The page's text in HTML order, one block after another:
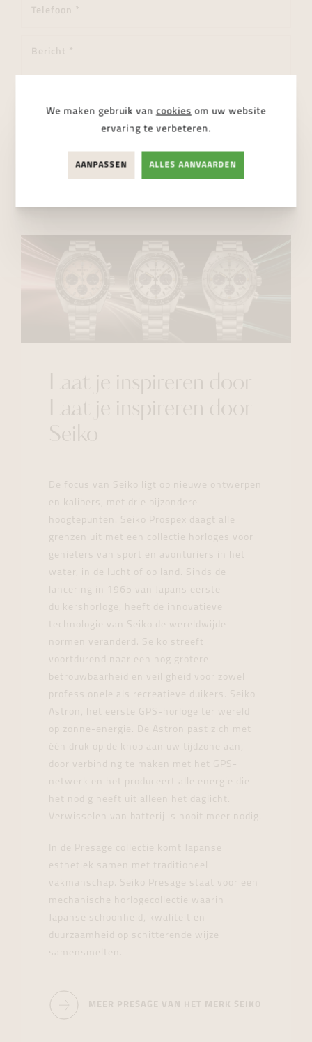
VERSTUUR BERICHT
Laat je inspireren door
Laat je inspireren door
Seiko
De focus van Seiko ligt op nieuwe ontwerpen
en kalibers, met drie bijzondere
hoogtepunten. Seiko Prospex daagt alle
grenzen uit met een collectie horloges voor
genieters van sport en avonturiers in het
water, in de lucht of op land. Sinds de
lancering in 1965 van Japans eerste
duikershorloge, heeft de innovatieve
technologie van Seiko de wereldwijde
normen veranderd. Seiko streeft
voortdurend naar een nog grotere
betrouwbaarheid en veiligheid voor zowel
professionele als recreatieve duikers. Seiko
Astron, het eerste GPS-horloge ter wereld
op zonne-energie. De Astron past zich met
één druk op de knop aan uw tijdzone aan,
door verbinding te maken met het GPS-
netwerk en het produceert alle energie die
het nodig heeft uit alleen het daglicht.
Verwisselen van batterij is nooit meer nodig.
In de Presage collectie komt Japanse
esthetiek samen met traditioneel
vakmanschap. Seiko Presage staat voor een
mechanische horlogecollectie waarin
Japanse schoonheid, kwaliteit en
duurzaamheid op schitterende wijze
samensmelten.
MEER PRESAGE VAN HET MERK SEIKO
We maken gebruik van cookies om uw website
ervaring te verbeteren.
AANPASSEN ALLES AANVAARDEN